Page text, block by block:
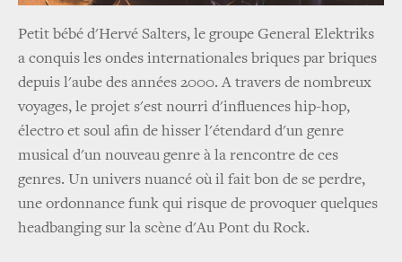
Petit bébé d'Hervé Salters, le groupe General Elektriks
a conquis les ondes internationales briques par briques
depuis l'aube des années 2000. A travers de nombreux
voyages, le projet s'est nourri d'influences hip-hop,
électro et soul afin de hisser l'étendard d'un genre
musical d'un nouveau genre à la rencontre de ces
genres. Un univers nuancé où il fait bon de se perdre,
une ordonnance funk qui risque de provoquer quelques
headbanging sur la scène d'Au Pont du Rock.